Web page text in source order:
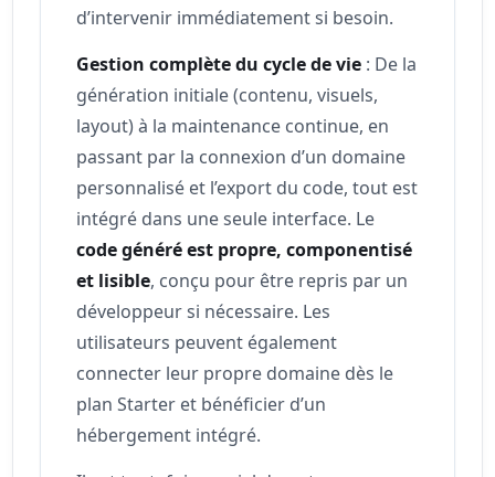
d’intervenir immédiatement si besoin.
Gestion complète du cycle de vie : De la
génération initiale (contenu, visuels,
layout) à la maintenance continue, en
passant par la connexion d’un domaine
personnalisé et l’export du code, tout est
intégré dans une seule interface. Le
code généré est propre, componentisé
et lisible, conçu pour être repris par un
développeur si nécessaire. Les
utilisateurs peuvent également
connecter leur propre domaine dès le
plan Starter et bénéficier d’un
hébergement intégré.